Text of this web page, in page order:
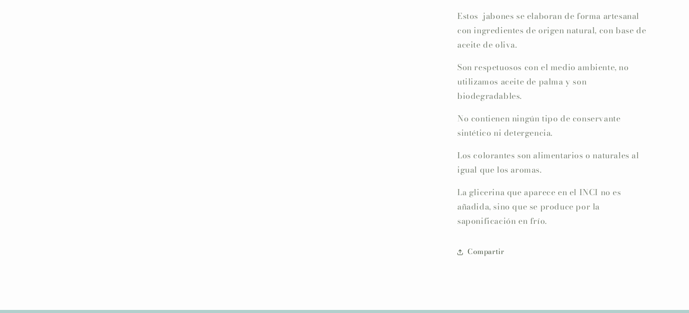
Estos jabones se elaboran de forma artesanal
con ingredientes de origen natural, con base de
aceite de oliva.
Son respetuosos con el medio ambiente, no
utilizamos aceite de palma y son
biodegradables.
No contienen ningún tipo de conservante
sintético ni detergencia.
Los colorantes son alimentarios o naturales al
igual que los aromas.
La glicerina que aparece en el INCI no es
añadida, sino que se produce por la
saponificación en frío.
Compartir